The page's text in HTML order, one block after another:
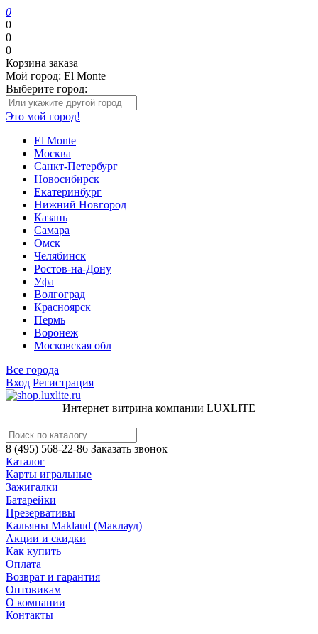
0
0
0
0
Корзина заказа
Мой город: El Monte
Выберите город:
Это мой город!
El Monte
Москва
Санкт-Петербург
Новосибирск
Екатеринбург
Нижний Новгород
Казань
Самара
Омск
Челябинск
Ростов-на-Дону
Уфа
Волгоград
Красноярск
Пермь
Воронеж
Московская обл
Все города
Вход Регистрация
Интернет витрина компании LUXLITE
8 (495) 568-22-86 Заказать звонок
Каталог
Карты игральные
Зажигалки
Батарейки
Презервативы
Кальяны Maklaud (Маклауд)
Акции и скидки
Как купить
Оплата
Возврат и гарантия
Оптовикам
О компании
Контакты